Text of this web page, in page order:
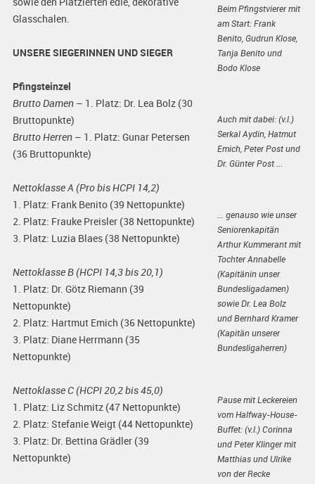
Glasschalen.
UNSERE SIEGERINNEN UND SIEGER
Pfingsteinzel
Brutto Damen– 1. Platz: Dr. Lea Bolz (30
Bruttopunkte)
Brutto Herren– 1. Platz: Gunar Petersen
(36 Bruttopunkte)
Nettoklasse A (Pro bis HCPI 14,2)
1. Platz: Frank Benito (39 Nettopunkte)
2. Platz: Frauke Preisler (38 Nettopunkte)
3. Platz: Luzia Blaes (38 Nettopunkte)
Nettoklasse B (HCPI 14,3 bis 20,1)
1. Platz: Dr. Götz Riemann (39
Nettopunkte)
2. Platz: Hartmut Emich (36 Nettopunkte)
3. Platz: Diane Herrmann (35
Nettopunkte)
Nettoklasse C (HCPI 20,2 bis 45,0)
1. Platz: Liz Schmitz (47 Nettopunkte)
2. Platz: Stefanie Weigt (44 Nettopunkte)
3. Platz: Dr. Bettina Grädler (39
Nettopunkte)
Beim Pfingstvierer mit
am Start: Frank
Benito, Gudrun Klose,
Tanja Benito und
Bodo Klose
Auch mit dabei: (v.l.)
Serkal Aydin, Hatmut
Emich, Peter Post und
Dr. Günter Post ...
... genauso wie unser
Seniorenkapitän
Arthur Kummerant mit
Tochter Annabelle
(Kapitänin unser
Bundesligadamen)
sowie Dr. Lea Bolz
und Bernhard Kramer
(Kapitän unserer
Bundesligaherren)
Pause mit Leckereien
vom Halfway-House-
Buffet: (v.l.) Corinna
und Peter Klinger mit
Matthias und Ulrike
von der Recke